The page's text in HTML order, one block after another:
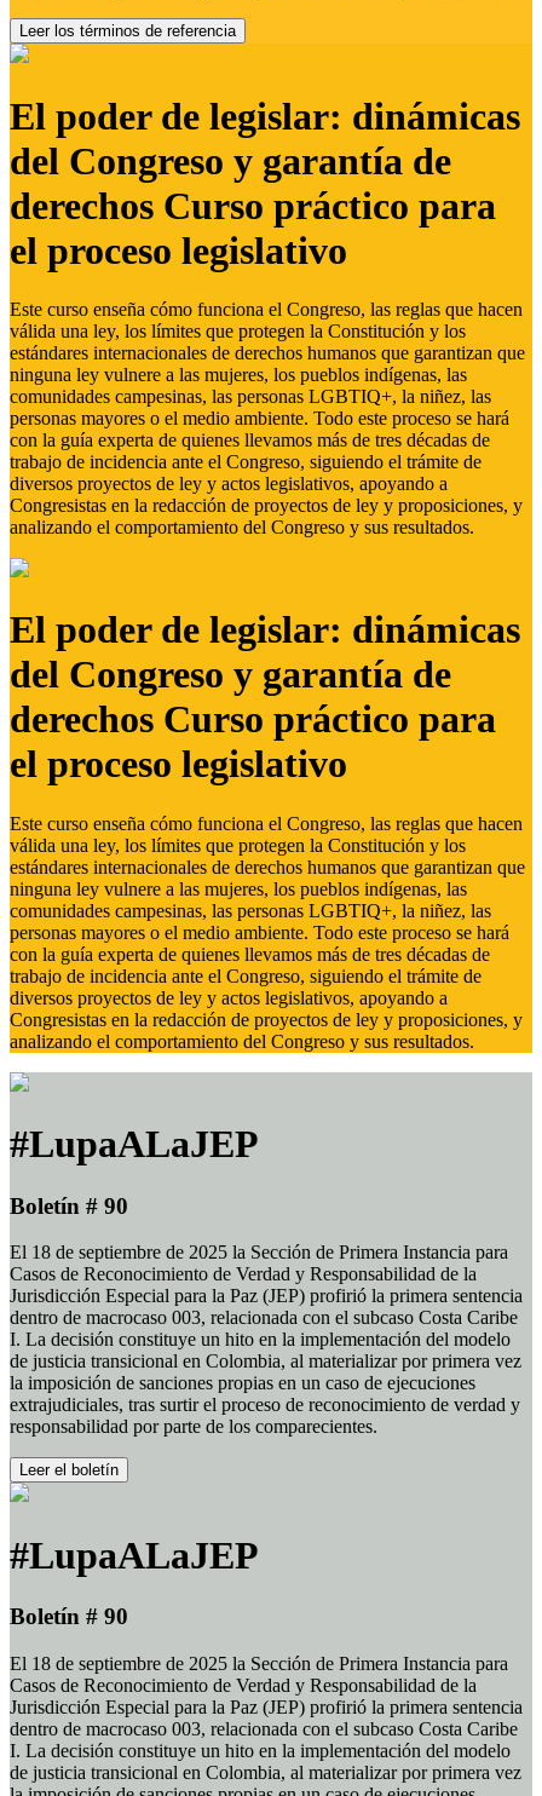
Leer los términos de referencia
El poder de legislar: dinámicas
del Congreso y garantía de
derechos Curso práctico para
el proceso legislativo
Este curso enseña cómo funciona el Congreso, las reglas que hacen
válida una ley, los límites que protegen la Constitución y los
estándares internacionales de derechos humanos que garantizan que
ninguna ley vulnere a las mujeres, los pueblos indígenas, las
comunidades campesinas, las personas LGBTIQ+, la niñez, las
personas mayores o el medio ambiente. Todo este proceso se hará
con la guía experta de quienes llevamos más de tres décadas de
trabajo de incidencia ante el Congreso, siguiendo el trámite de
diversos proyectos de ley y actos legislativos, apoyando a
Congresistas en la redacción de proyectos de ley y proposiciones, y
analizando el comportamiento del Congreso y sus resultados.
El poder de legislar: dinámicas
del Congreso y garantía de
derechos Curso práctico para
el proceso legislativo
Este curso enseña cómo funciona el Congreso, las reglas que hacen
válida una ley, los límites que protegen la Constitución y los
estándares internacionales de derechos humanos que garantizan que
ninguna ley vulnere a las mujeres, los pueblos indígenas, las
comunidades campesinas, las personas LGBTIQ+, la niñez, las
personas mayores o el medio ambiente. Todo este proceso se hará
con la guía experta de quienes llevamos más de tres décadas de
trabajo de incidencia ante el Congreso, siguiendo el trámite de
diversos proyectos de ley y actos legislativos, apoyando a
Congresistas en la redacción de proyectos de ley y proposiciones, y
analizando el comportamiento del Congreso y sus resultados.
#LupaALaJEP
Boletín # 90
El 18 de septiembre de 2025 la Sección de Primera Instancia para
Casos de Reconocimiento de Verdad y Responsabilidad de la
Jurisdicción Especial para la Paz (JEP) profirió la primera sentencia
dentro de macrocaso 003, relacionada con el subcaso Costa Caribe
I. La decisión constituye un hito en la implementación del modelo
de justicia transicional en Colombia, al materializar por primera vez
la imposición de sanciones propias en un caso de ejecuciones
extrajudiciales, tras surtir el proceso de reconocimiento de verdad y
responsabilidad por parte de los comparecientes.
Leer el boletín
#LupaALaJEP
Boletín # 90
El 18 de septiembre de 2025 la Sección de Primera Instancia para
Casos de Reconocimiento de Verdad y Responsabilidad de la
Jurisdicción Especial para la Paz (JEP) profirió la primera sentencia
dentro de macrocaso 003, relacionada con el subcaso Costa Caribe
I. La decisión constituye un hito en la implementación del modelo
de justicia transicional en Colombia, al materializar por primera vez